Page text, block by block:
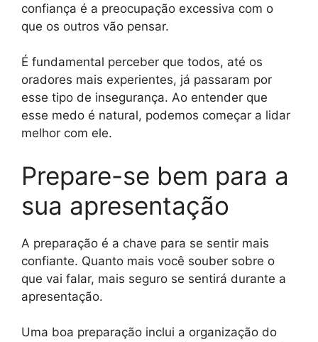
confiança é a preocupação excessiva com o
que os outros vão pensar.
É fundamental perceber que todos, até os
oradores mais experientes, já passaram por
esse tipo de insegurança. Ao entender que
esse medo é natural, podemos começar a lidar
melhor com ele.
Prepare-se bem para a
sua apresentação
A preparação é a chave para se sentir mais
confiante. Quanto mais você souber sobre o
que vai falar, mais seguro se sentirá durante a
apresentação.
Uma boa preparação inclui a organização do